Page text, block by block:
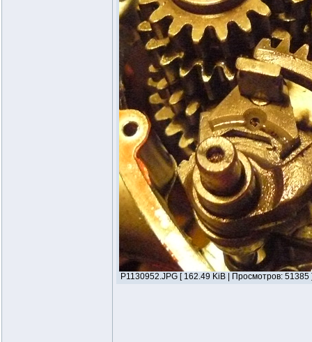
P1130952.JPG [ 162.49 KiB | Просмотров: 51385